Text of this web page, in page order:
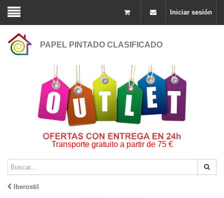
Iniciar sesión
PAPEL PINTADO CLASIFICADO
Transporte gratuito a partir de 75 €
Iberostil